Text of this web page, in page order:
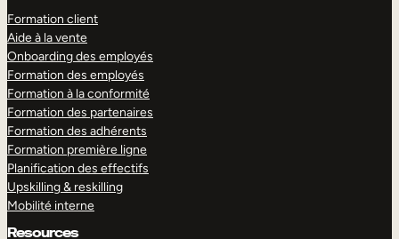
Formation client
Aide à la vente
Onboarding des employés
Formation des employés
Formation à la conformité
Formation des partenaires
Formation des adhérents
Formation première ligne
Planification des effectifs
Upskilling & reskilling
Mobilité interne
Resources